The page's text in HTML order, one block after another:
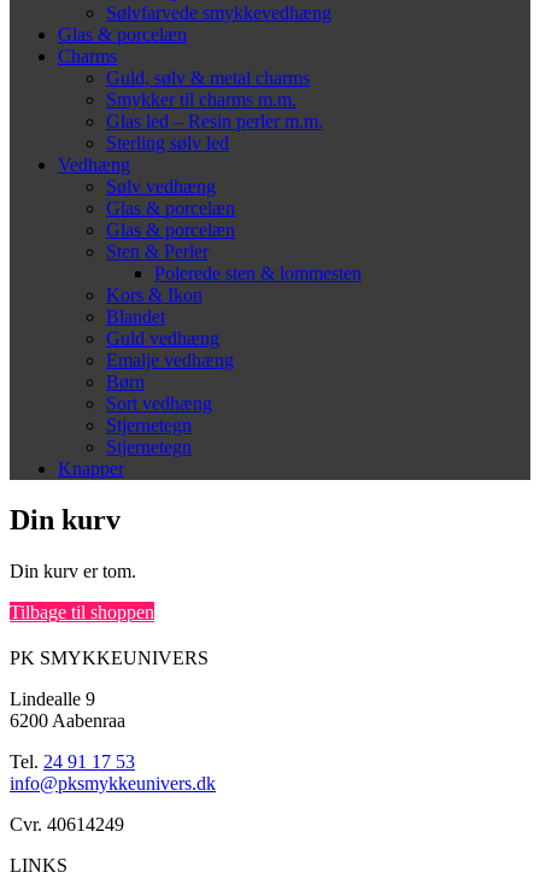
Sølvfarvede smykkevedhæng
Glas & porcelæn
Charms
Guld, sølv & metal charms
Smykker til charms m.m.
Glas led – Resin perler m.m.
Sterling sølv led
Vedhæng
Sølv vedhæng
Glas & porcelæn
Glas & porcelæn
Sten & Perler
Polerede sten & lommesten
Kors & Ikon
Blandet
Guld vedhæng
Emalje vedhæng
Børn
Sort vedhæng
Stjernetegn
Stjernetegn
Knapper
Din kurv
Din kurv er tom.
Tilbage til shoppen
PK SMYKKEUNIVERS
Lindealle 9
6200 Aabenraa
Tel. 24 91 17 53
info@pksmykkeunivers.dk
Cvr. 40614249
LINKS